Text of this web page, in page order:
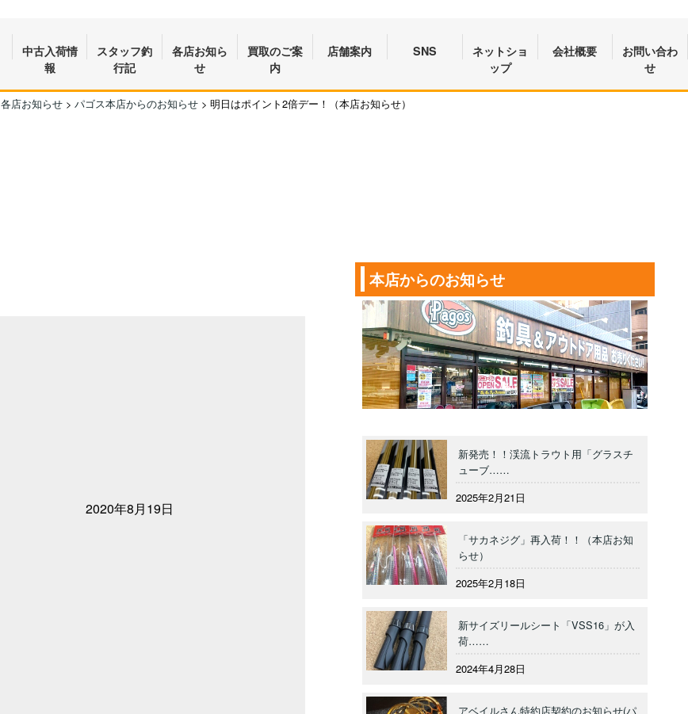
中古入荷情
報
スタッフ釣
行記
各店お知ら
せ
買取のご案
内
店舗案内 SNS
ネットショ
ップ
会社概要
お問い合わ
せ
各店お知らせ > パゴス本店からのお知らせ > 明日はポイント2倍デー！（本店お知らせ）
2020年8月19日
本店からのお知らせ
新発売！！渓流トラウト用「グラスチ
ューブ……
2025年2月21日
「サカネジグ」再入荷！！（本店お知
らせ）
2025年2月18日
新サイズリールシート「VSS16」が入
荷……
2024年4月28日
アベイルさん特約店契約のお知らせ(パ